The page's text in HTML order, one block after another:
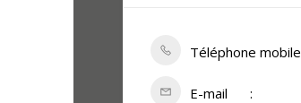
Téléphone mobile
E-mail